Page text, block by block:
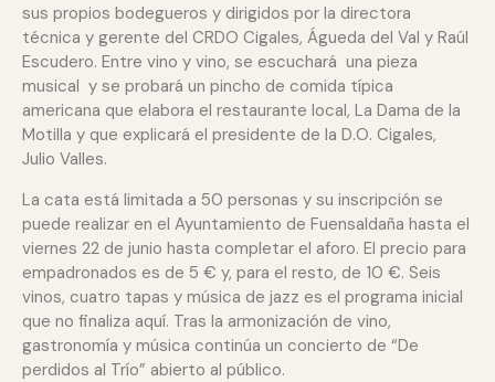
sus propios bodegueros y dirigidos por la directora
técnica y gerente del CRDO Cigales, Águeda del Val y Raúl
Escudero. Entre vino y vino, se escuchará una pieza
musical y se probará un pincho de comida típica
americana que elabora el restaurante local, La Dama de la
Motilla y que explicará el presidente de la D.O. Cigales,
Julio Valles.
La cata está limitada a 50 personas y su inscripción se
puede realizar en el Ayuntamiento de Fuensaldaña hasta el
viernes 22 de junio hasta completar el aforo. El precio para
empadronados es de 5 € y, para el resto, de 10 €. Seis
vinos, cuatro tapas y música de jazz es el programa inicial
que no finaliza aquí. Tras la armonización de vino,
gastronomía y música continúa un concierto de “De
perdidos al Trío” abierto al público.